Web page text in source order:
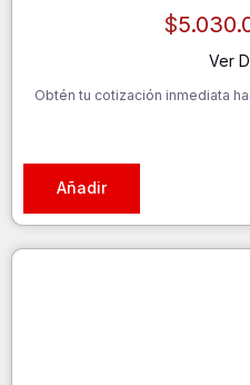
$
Ver
Obtén tu cotización inmediata
Añadir